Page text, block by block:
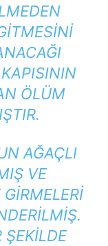
ÖLÜM
AĞAÇLI
VE
ŞEKILDE